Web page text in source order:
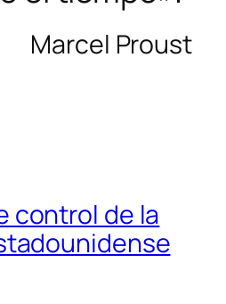
Marcel Proust
control de la